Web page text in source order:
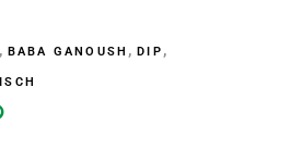
, BABA GANOUSH ,DIP ,